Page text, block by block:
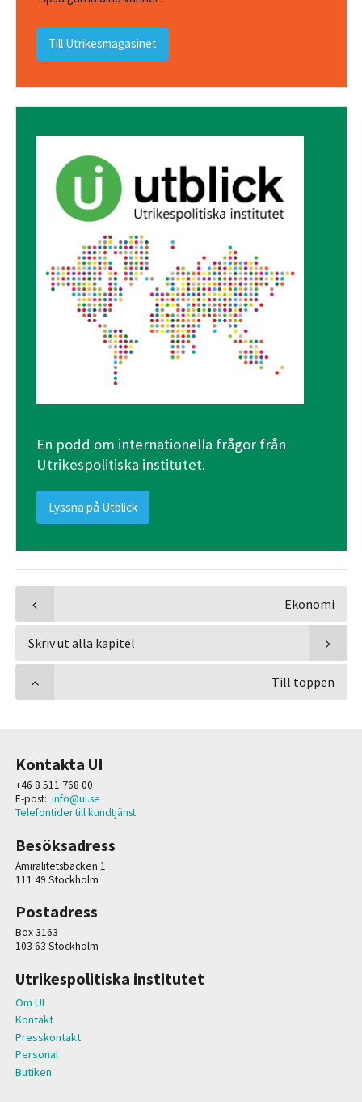
Till Utrikesmagasinet
En podd om internationella frågor från
Utrikespolitiska institutet.
Lyssna på Utblick
Ekonomi
Skriv ut alla kapitel
Till toppen
Kontakta UI
+46 8 511 768 00
E-post: info@ui.se
Telefontider till kundtjänst
Besöksadress
Amiralitetsbacken 1
111 49 Stockholm
Postadress
Box 3163
103 63 Stockholm
Utrikespolitiska institutet
Om UI
Kontakt
Presskontakt
Personal
Butiken